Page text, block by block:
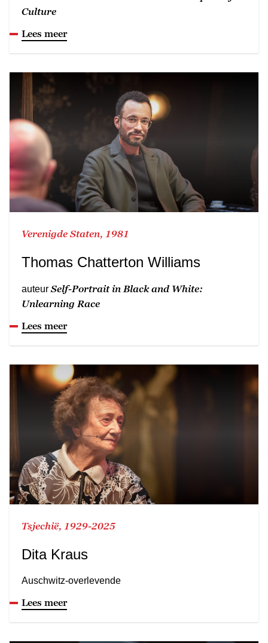
Culture
Lees meer
Verenigde Staten, 1981
Thomas Chatterton Williams
auteur Self-Portrait in Black and White:
Unlearning Race
Lees meer
Tsjechië, 1929-2025
Dita Kraus
Auschwitz-overlevende
Lees meer